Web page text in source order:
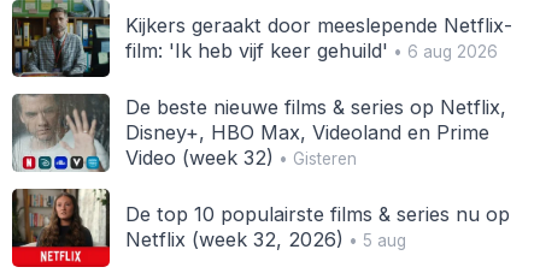
Kijkers geraakt door meeslepende Netflix-
film: 'Ik heb vijf keer gehuild' • 6 aug 2026
De beste nieuwe films & series op Netflix,
Disney+, HBO Max, Videoland en Prime
Video (week 32) • Gisteren
De top 10 populairste films & series nu op
Netflix (week 32, 2026) • 5 aug